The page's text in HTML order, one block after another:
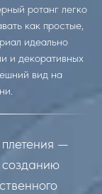
ротанг легко
как простые,
идеально
и декоративных
вид на
—